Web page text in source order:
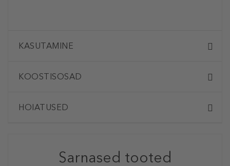
KASUTAMINE
KOOSTISOSAD
HOIATUSED
Sarnased tooted